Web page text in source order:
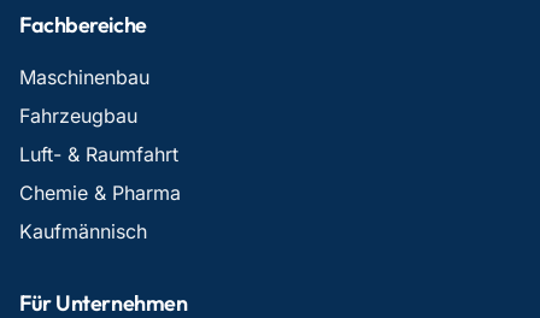
Fachbereiche
Maschinenbau
Fahrzeugbau
Luft- & Raumfahrt
Chemie & Pharma
Kaufmännisch
Für Unternehmen